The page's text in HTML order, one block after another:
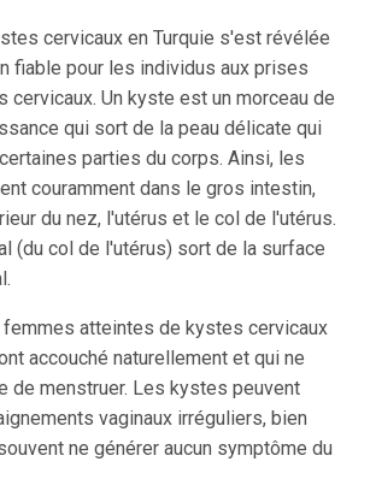
cervicaux en Turquie s'est révélée
fiable pour les individus aux prises
cervicaux. Un kyste est un morceau de
qui sort de la peau délicate qui
parties du corps. Ainsi, les
couramment dans le gros intestin,
du nez, l'utérus et le col de l'utérus.
(du col de l'utérus) sort de la surface
femmes atteintes de kystes cervicaux
accouché naturellement et qui ne
de menstruer. Les kystes peuvent
vaginaux irréguliers, bien
ne générer aucun symptôme du